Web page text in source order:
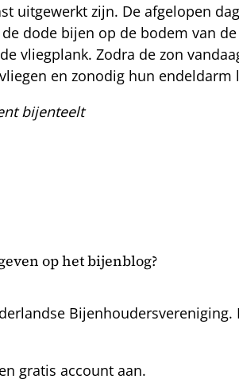
uitgewerkt zijn. De afgelopen
dode bijen op de bodem van
vliegplank. Zodra de zon
en zonodig hun endeldarm
bijenteelt
op het bijenblog?
gratis account aan.